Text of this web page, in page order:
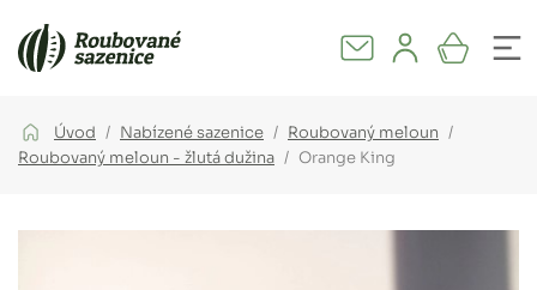
Úvod Nabízené sazenice
Roubovaný meloun
Roubovaný meloun - žlutá dužina
Orange King